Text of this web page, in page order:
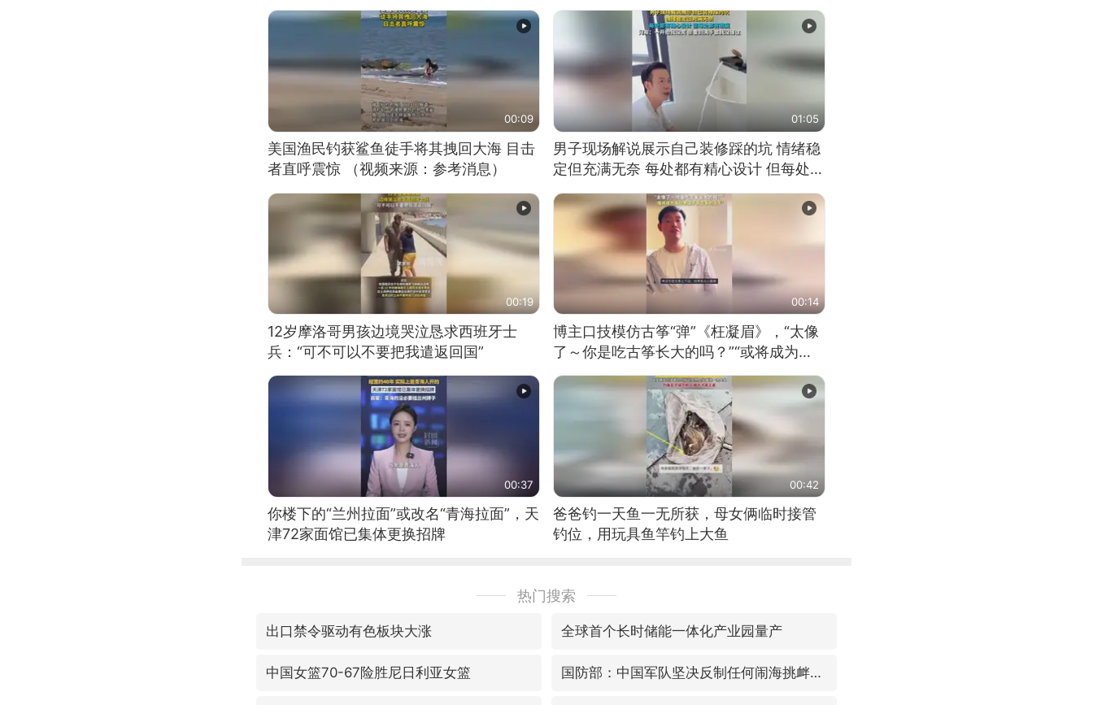
00:09
美国渔民钓获鲨鱼徒手将其拽回大海 目击
者直呼震惊 （视频来源：参考消息）
01:05
男子现场解说展示自己装修踩的坑 情绪稳
定但充满无奈 每处都有精心设计 但每处都
我没绷住
00:19
12岁摩洛哥男孩边境哭泣恳求西班牙士
兵：“可不可以不要把我遣返回国”
00:14
博主口技模仿古筝“弹”《枉凝眉》，“太像
了～你是吃古筝长大的吗？”“或将成为首
位考级不带古筝的选手。”（来源：新华每
日电讯）
00:37
你楼下的“兰州拉面”或改名“青海拉面”，天
津72家面馆已集体更换招牌
00:42
爸爸钓一天鱼一无所获，母女俩临时接管
钓位，用玩具鱼竿钓上大鱼
热门搜索
出口禁令驱动有色板块大涨 全球首个长时储能一体化产业园量产
中国女篮70-67险胜尼日利亚女篮 国防部：中国军队坚决反制任何闹海挑衅图谋